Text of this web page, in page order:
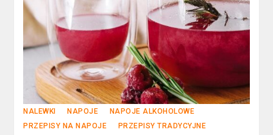
NALEWKI NAPOJE
NAPOJE ALKOHOLOWE
PRZEPISY NA NAPOJE
PRZEPISY TRADYCYJNE